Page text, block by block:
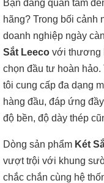
Bạn đang quan tâm
hãng? Trong bối cảnh
doanh nghiệp ngày
Sắt Leeco với thương
chọn đầu tư hoàn hảo.
tôi cung cấp đa dạng
hàng đầu, đáp ứng
độ bền, độ dày thép
Dòng sản phẩm Két
vượt trội với khung
chắc chắn cùng hệ